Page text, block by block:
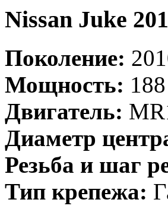
Nissan Juke
Поколение:
Мощность:
Двигатель:
Диаметр
Резьба и шаг
Тип крепежа: